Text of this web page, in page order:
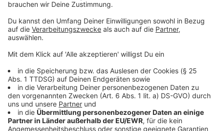
Verstöße gegen das Jugendschutzgesetz und das
Nichtraucherschutzgesetz gegeben und eine
unerlaubte Wohnnutzung einer Gaststätte. Eine der
Shisha-Bars wurde von den Einsatzkräften wegen
illegalen Glücksspiels komplett geschlossen. Seit fast
ähnliche Kontrolleinsätze durch im Rahmen eines
neuen Projekts zur Kriminalitätsbekämpfung.
Größeres Carsharing-Angebot in Erkrath